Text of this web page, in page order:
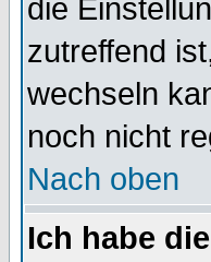
die
zutreffend
wechseln
noch nicht
Nach oben
Ich habe